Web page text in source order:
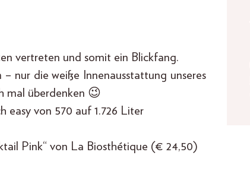
vertreten und somit ein Blickfang.
nur die weiße Innenausstattung unseres
mal überdenken 😉
easy von 570 auf 1.726 Liter
Pink“ von La Biosthétique (€ 24,50)